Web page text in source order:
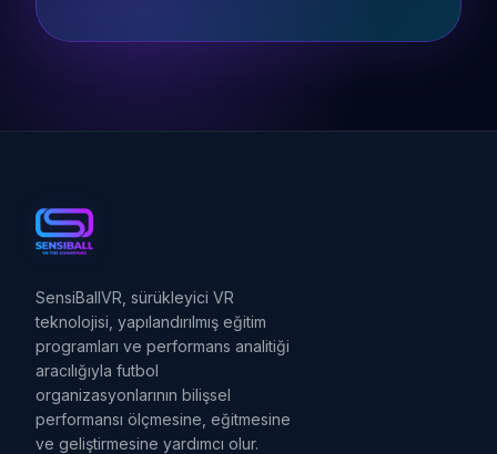
SensiBallVR, sürükleyici VR
teknolojisi, yapılandırılmış eğitim
programları ve performans analitiği
aracılığıyla futbol
organizasyonlarının bilişsel
performansı ölçmesine, eğitmesine
ve geliştirmesine yardımcı olur.